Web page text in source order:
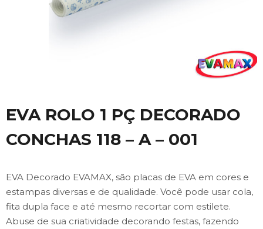
EVA ROLO 1 PÇ DECORADO
CONCHAS 118 – A – 001
EVA Decorado EVAMAX, são placas de EVA em cores e
estampas diversas e de qualidade. Você pode usar cola,
fita dupla face e até mesmo recortar com estilete.
Abuse de sua criatividade decorando festas, fazendo